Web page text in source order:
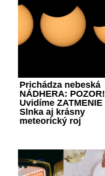
Prichádza nebeská
NÁDHERA: POZOR!
Uvidíme ZATMENIE
Slnka aj krásny
meteorický roj